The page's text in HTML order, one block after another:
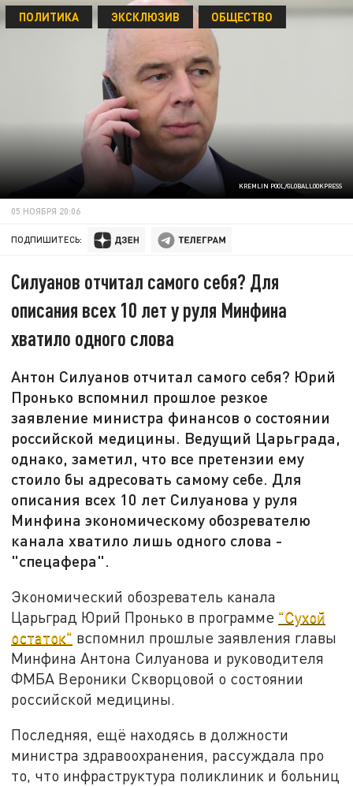
KREMLIN POOL/GLOBALLOOKPRESS
ПОЛИТИКА ЭКСКЛЮЗИВ ОБЩЕСТВО
05 НОЯБРЯ 20:06
ПОДПИШИТЕСЬ:
Силуанов отчитал самого себя? Для
описания всех 10 лет у руля Минфина
хватило одного слова
Антон Силуанов отчитал самого себя? Юрий
Пронько вспомнил прошлое резкое
заявление министра финансов о состоянии
российской медицины. Ведущий Царьграда,
однако, заметил, что все претензии ему
стоило бы адресовать самому себе. Для
описания всех 10 лет Силуанова у руля
Минфина экономическому обозревателю
канала хватило лишь одного слова -
"спецафера".
Экономический обозреватель канала
Царьград Юрий Пронько в программе "Сухой
остаток" вспомнил прошлые заявления главы
Минфина Антона Силуанова и руководителя
ФМБА Вероники Скворцовой о состоянии
российской медицины.
Последняя, ещё находясь в должности
министра здравоохранения, рассуждала про
то, что инфраструктура поликлиник и больниц